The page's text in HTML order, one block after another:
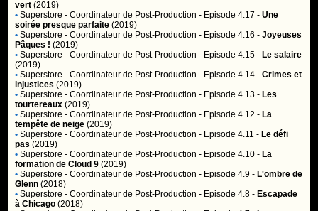
vert (2019)
• Superstore - Coordinateur de Post-Production - Episode 4.17 -Une
soirée presque parfaite (2019)
• Superstore - Coordinateur de Post-Production - Episode 4.16 -Joyeuses
Pâques ! (2019)
• Superstore - Coordinateur de Post-Production - Episode 4.15 - Le salaire
(2019)
• Superstore - Coordinateur de Post-Production - Episode 4.14 -Crimes et
injustices (2019)
• Superstore - Coordinateur de Post-Production - Episode 4.13 - Les
tourtereaux (2019)
• Superstore - Coordinateur de Post-Production - Episode 4.12 - La
tempête de neige (2019)
• Superstore - Coordinateur de Post-Production - Episode 4.11 - Le défi
pas (2019)
• Superstore - Coordinateur de Post-Production - Episode 4.10 - La
formation de Cloud 9 (2019)
• Superstore - Coordinateur de Post-Production - Episode 4.9 - L'ombre de
Glenn (2018)
• Superstore - Coordinateur de Post-Production - Episode 4.8 - Escapade
à Chicago (2018)